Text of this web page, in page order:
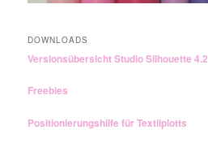
DOWNLOADS
Versionsübersicht Studio Silhouette 4.2
Freebies
Positionierungshilfe für Textilplotts